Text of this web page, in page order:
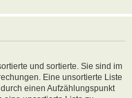
und sortierte. Sie sind im
Eine unsortierte Liste
einen Aufzählungspunkt